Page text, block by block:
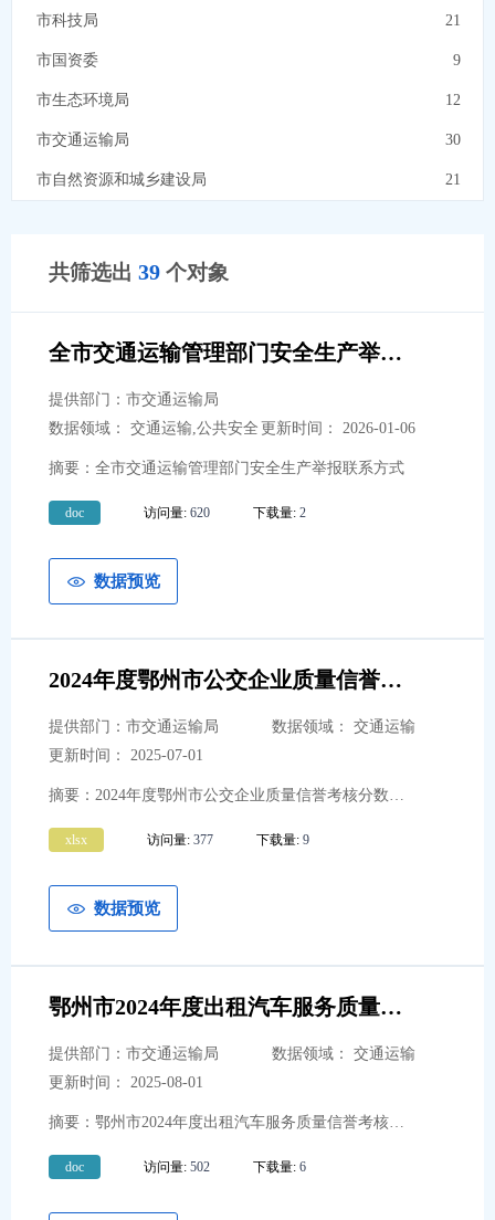
机构团体 13
市科技局 21
市国资委 9
市生态环境局 12
市交通运输局 30
市自然资源和城乡建设局 21
市退役军人事务局
市卫健委
市农业农村局
市审计局
市教育局
市商务局
市医疗保障局
市财政局
市城市管理执法委员会
市招商服务中心
共筛选出 39 个对象
全市交通运输管理部门安全生产举报联系方式
提供部门：市交通运输局
数据领域： 交通运输,公共安全 更新时间： 2026-01-06
摘要：全市交通运输管理部门安全生产举报联系方式
doc 访问量: 620 下载量: 2
数据预览
2024年度鄂州市公交企业质量信誉考核分数明细表
提供部门：市交通运输局
数据领域： 交通运输
更新时间： 2025-07-01
摘要：2024年度鄂州市公交企业质量信誉考核分数明细表
xlsx 访问量: 377 下载量: 9
数据预览
鄂州市2024年度出租汽车服务质量信誉考核情况
提供部门：市交通运输局
数据领域： 交通运输
更新时间： 2025-08-01
摘要：鄂州市2024年度出租汽车服务质量信誉考核情况
doc 访问量: 502 下载量: 6